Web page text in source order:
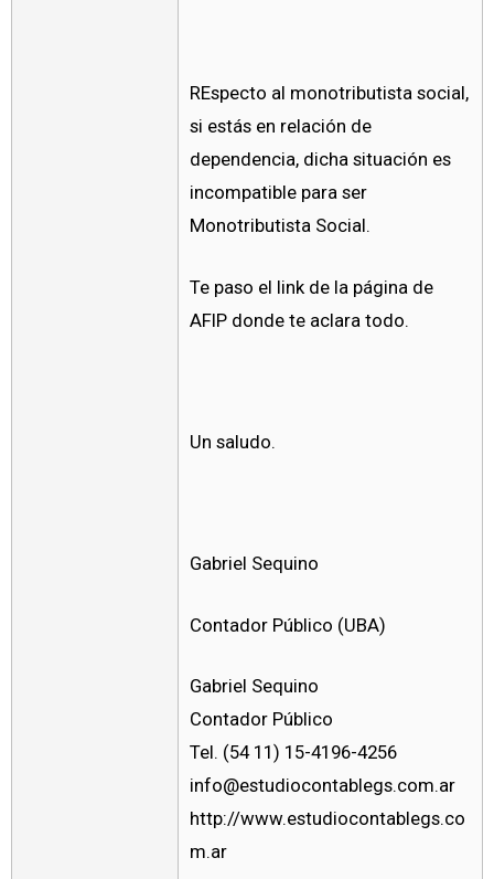
REspecto al monotributista social,
si estás en relación de
dependencia, dicha situación es
incompatible para ser
Monotributista Social.
Te paso el link de la página de
AFIP donde te aclara todo.
Un saludo.
Gabriel Sequino
Contador Público (UBA)
Gabriel Sequino
Contador Público
Tel. (54 11) 15-4196-4256
info@estudiocontablegs.com.ar
http://www.estudiocontablegs.co
m.ar